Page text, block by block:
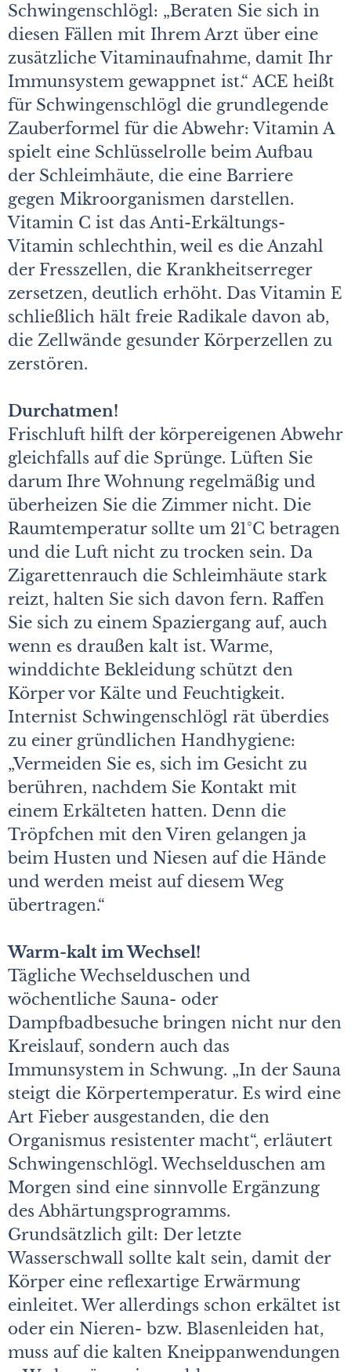
Schwingenschlögl: „Beraten Sie sich in
diesen Fällen mit Ihrem Arzt über eine
zusätzliche Vitaminaufnahme, damit Ihr
Immunsystem gewappnet ist.“ ACE heißt
für Schwingenschlögl die grundlegende
Zauberformel für die Abwehr: Vitamin A
spielt eine Schlüsselrolle beim Aufbau
der Schleimhäute, die eine Barriere
gegen Mikroorganismen darstellen.
Vitamin C ist das Anti-Erkältungs-
Vitamin schlechthin, weil es die Anzahl
der Fresszellen, die Krankheitserreger
zersetzen, deutlich erhöht. Das Vitamin E
schließlich hält freie Radikale davon ab,
die Zellwände gesunder Körperzellen zu
zerstören.
Durchatmen!
Frischluft hilft der körpereigenen Abwehr
gleichfalls auf die Sprünge. Lüften Sie
darum Ihre Wohnung regelmäßig und
überheizen Sie die Zimmer nicht. Die
Raumtemperatur sollte um 21°C betragen
und die Luft nicht zu trocken sein. Da
Zigarettenrauch die Schleimhäute stark
reizt, halten Sie sich davon fern. Raffen
Sie sich zu einem Spaziergang auf, auch
wenn es draußen kalt ist. Warme,
winddichte Bekleidung schützt den
Körper vor Kälte und Feuchtigkeit.
Internist Schwingenschlögl rät überdies
zu einer gründlichen Handhygiene:
„Vermeiden Sie es, sich im Gesicht zu
berühren, nachdem Sie Kontakt mit
einem Erkälteten hatten. Denn die
Tröpfchen mit den Viren gelangen ja
beim Hus­ten und Niesen auf die Hände
und werden meist auf diesem Weg
übertragen.“
Warm-kalt im Wechsel!
Tägliche Wechselduschen und
wöchentliche Sauna- oder
Dampfbadbesuche bringen nicht nur den
Kreislauf, sondern auch das
Immunsystem in Schwung. „In der Sauna
steigt die Körpertemperatur. Es wird eine
Art Fieber ausgestanden, die den
Organismus resistenter macht“, erläutert
Schwingenschlögl. Wechselduschen am
Morgen sind eine sinnvolle Ergänzung
des Abhärtungsprogramms.
Grundsätzlich gilt: Der letzte
Wasserschwall sollte kalt sein, damit der
Körper eine reflexartige Erwärmung
einleitet. Wer allerdings schon erkältet ist
oder ein Nieren- bzw. Blasenleiden hat,
muss auf die kalten Kneippanwendungen